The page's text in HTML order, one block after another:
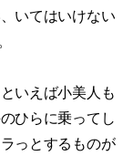
いてはいけない
いえば小美人も
ひらに乗ってし
っとするものが